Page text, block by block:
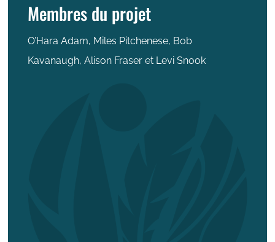
Membres du projet
O’Hara Adam, Miles Pitchenese, Bob
Kavanaugh, Alison Fraser et Levi Snook